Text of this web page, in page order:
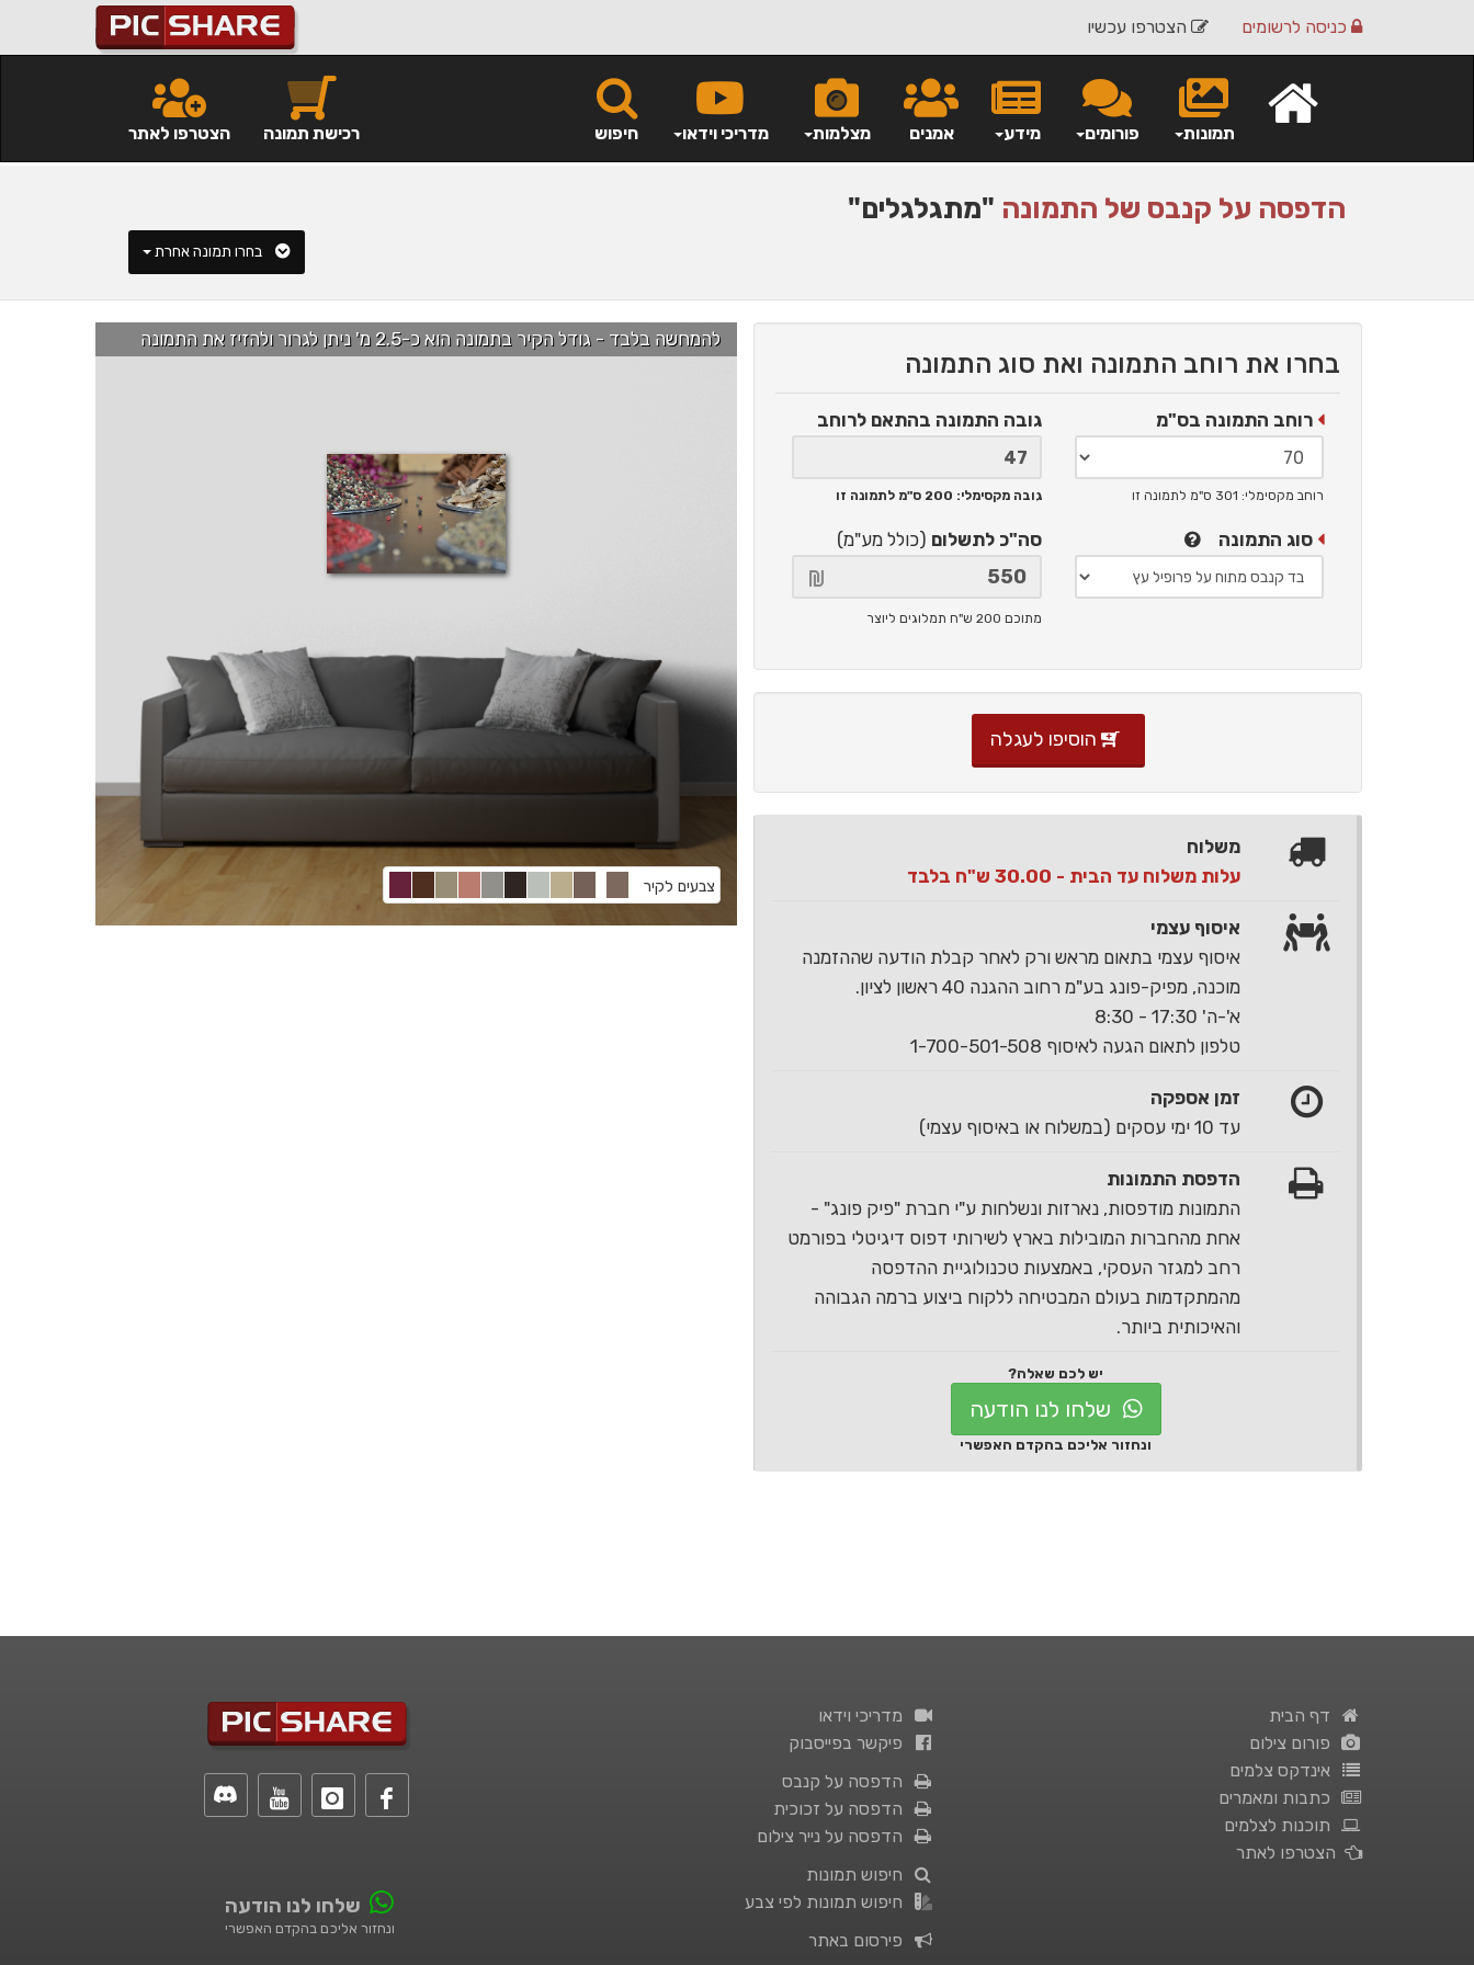
הצטרפו עכשיו כניסה לרשומים
חיפוש מדריכי וידאו מצלמות אמנים מידע פורומים תמונות הצטרפו לאתר רכישת תמונה
הדפסה על קנבס של התמונה "מתגלגלים"
להמחשה בלבד - גודל הקיר בתמונה הוא כ-2.5 מ' ניתן לגרור ולהזיז את התמונה
צבעים לקיר
בחרו את רוחב התמונה ואת סוג התמונה
רוחב התמונה בס"מ
רוחב מקסימלי: 301 ס"מ לתמונה זו
גובה התמונה בהתאם לרוחב
גובה מקסימלי: 200 ס"מ לתמונה זו
סוג התמונה סה"כ לתשלום (כולל מע"מ)
מתוכם 200 ש"ח תמלוגים ליוצר
הוסיפו לעגלה
משלוח
עלות משלוח עד הבית - 30.00 ש"ח בלבד
איסוף עצמי
איסוף עצמי בתאום מראש ורק לאחר קבלת הודעה שההזמנה
מוכנה, מפיק-פונג בע"מ רחוב ההגנה 40 ראשון לציון.
א'-ה' 17:30 - 8:30
טלפון לתאום הגעה לאיסוף 1-700-501-508
זמן אספקה
עד 10 ימי עסקים (במשלוח או באיסוף עצמי)
הדפסת התמונות
התמונות מודפסות, נארזות ונשלחות ע"י חברת "פיק פונג" -
אחת מהחברות המובילות בארץ לשירותי דפוס דיגיטלי בפורמט
רחב למגזר העסקי, באמצעות טכנולוגיית ההדפסה
מהמתקדמות בעולם המבטיחה ללקוח ביצוע ברמה הגבוהה
והאיכותית ביותר.
יש לכם שאלה?
שלחו לנו הודעה
ונחזור אליכם בהקדם האפשרי
שלחו לנו הודעה
ונחזור אליכם בהקדם האפשרי
מדריכי וידאו
פיקשר בפייסבוק
הדפסה על קנבס
הדפסה על זכוכית
הדפסה על נייר צילום
חיפוש תמונות
חיפוש תמונות לפי צבע
פירסום באתר
דף הבית
פורום צילום
אינדקס צלמים
כתבות ומאמרים
תוכנות לצלמים
הצטרפו לאתר